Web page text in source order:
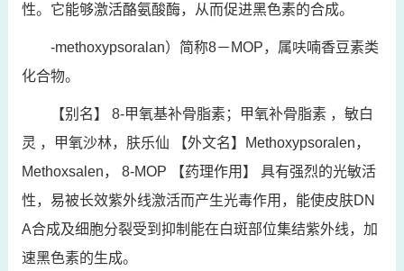
性。它能够激活酪氨酸酶，从而促进黑色素的合成。
-methoxypsoralan）简称8－MOP，属呋喃香豆素类
化合物。
【别名】 8-甲氧基补骨脂素；甲氧补骨脂素 ，敏白
灵 ，甲氧沙林，肤乐仙 【外文名】Methoxypsoralen，
Methoxsalen， 8-MOP 【药理作用】 具有强烈的光敏活
性，易被长效紫外线激活而产生光毒作用，能使皮肤DN
A合成及细胞分裂受到抑制能在白斑部位集结紫外线，加
速黑色素的生成。